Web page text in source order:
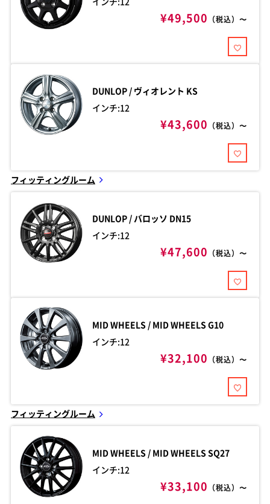
¥49,500 （税込）〜
DUNLOP / ヴィオレント KS
インチ:12
¥43,600 （税込）〜
フィッティングルーム
DUNLOP / バロッソ DN15
インチ:12
¥47,600 （税込）〜
MID WHEELS / MID WHEELSG10
インチ:12
¥32,100 （税込）〜
フィッティングルーム
MID WHEELS / MID WHEELS SQ27
インチ:12
¥33,100 （税込）〜